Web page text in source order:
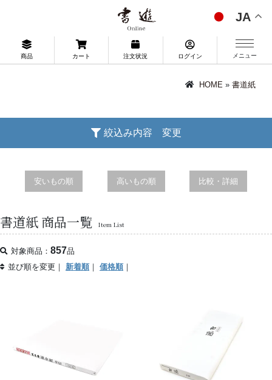
JA
商品 カート 注文状況 ログイン メニュー
HOME » 書道紙
絞込み内容 変更
安いもの順 高いもの順 比較・詳細
書道紙 商品一覧 Item List
対象商品： 857品
並び順を変更｜ 新着順｜ 価格順｜